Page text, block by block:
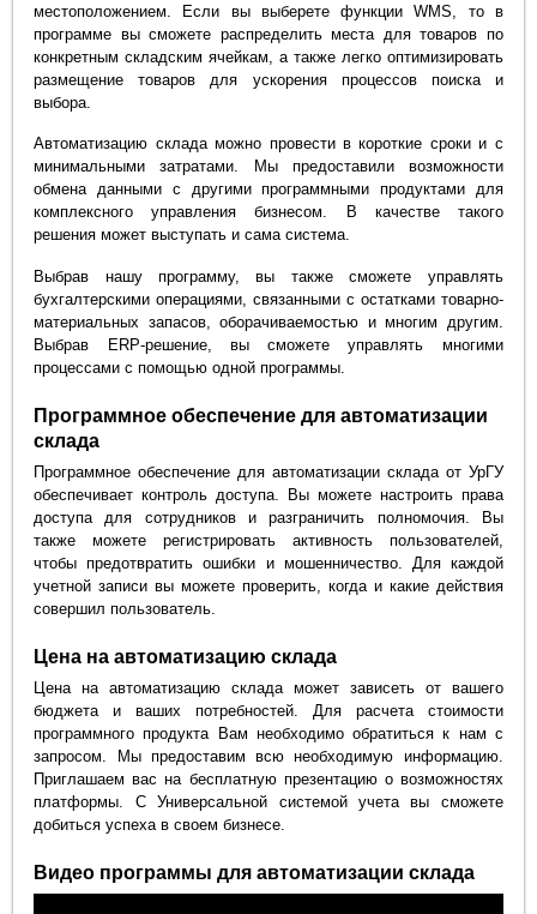
местоположением. Если вы выберете функции WMS, то в
программе вы сможете распределить места для товаров по
конкретным складским ячейкам, а также легко оптимизировать
размещение товаров для ускорения процессов поиска и
выбора.
Автоматизацию склада можно провести в короткие сроки и с
минимальными затратами. Мы предоставили возможности
обмена данными с другими программными продуктами для
комплексного управления бизнесом. В качестве такого
решения может выступать и сама система.
Выбрав нашу программу, вы также сможете управлять
бухгалтерскими операциями, связанными с остатками товарно-
материальных запасов, оборачиваемостью и многим другим.
Выбрав ERP-решение, вы сможете управлять многими
процессами с помощью одной программы.
Программное обеспечение для автоматизации
склада
Программное обеспечение для автоматизации склада от УрГУ
обеспечивает контроль доступа. Вы можете настроить права
доступа для сотрудников и разграничить полномочия. Вы
также можете регистрировать активность пользователей,
чтобы предотвратить ошибки и мошенничество. Для каждой
учетной записи вы можете проверить, когда и какие действия
совершил пользователь.
Цена на автоматизацию склада
Цена на автоматизацию склада может зависеть от вашего
бюджета и ваших потребностей. Для расчета стоимости
программного продукта Вам необходимо обратиться к нам с
запросом. Мы предоставим всю необходимую информацию.
Приглашаем вас на бесплатную презентацию о возможностях
платформы. С Универсальной системой учета вы сможете
добиться успеха в своем бизнесе.
Видео программы для автоматизации склада